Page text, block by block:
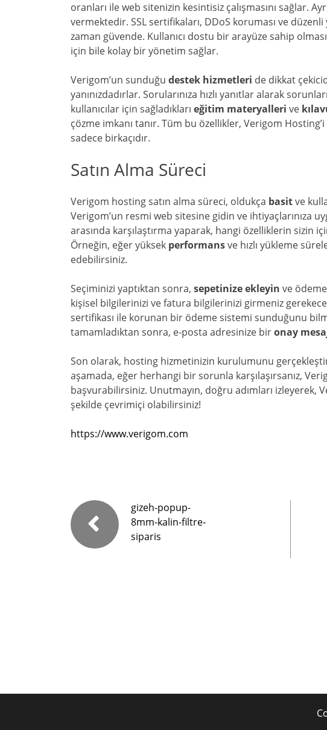
oranları ile web sitenizin kesintisiz çalışmasını sağlar.
vermektedir. SSL sertifikaları, DDoS koruması ve
zaman güvende. Kullanıcı dostu bir arayüze sahip
için bile kolay bir yönetim sağlar.
Verigom’un sunduğu destek hizmetleri de dikkat
yanınızdadırlar. Sorularınıza hızlı yanıtlar alarak
kullanıcılar için sağladıkları eğitim materyalleri ve
çözme imkanı tanır. Tüm bu özellikler, Verigom
sadece birkaçıdır.
Satın Alma Süreci
Verigom hosting satın alma süreci, oldukça basitve
Verigom’un resmi web sitesine gidin ve ihtiyaçlarınıza
arasında karşılaştırma yaparak, hangi özelliklerin sizin
Örneğin, eğer yüksek performansve hızlı yükleme
edebilirsiniz.
Seçiminizi yaptıktan sonra, sepetinize ekleyin ve
kişisel bilgilerinizi ve fatura bilgilerinizi girmeniz
sertifikası ile korunan bir ödeme sistemi sunduğunu
tamamladıktan sonra, e-posta adresinize bironay
Son olarak, hosting hizmetinizin kurulumunu
aşamada, eğer herhangi bir sorunla karşılaşırsanız,
başvurabilirsiniz. Unutmayın, doğru adımları izleyerek,
şekilde çevrimiçi olabilirsiniz!
https://www.verigom.com
gizeh-popup-
8mm-kalin-filtre-
siparis